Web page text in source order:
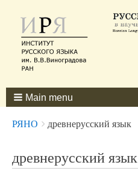
Main menu
Breadcrumbs
You
РЯНО древнерусский язык
древнерусский язык